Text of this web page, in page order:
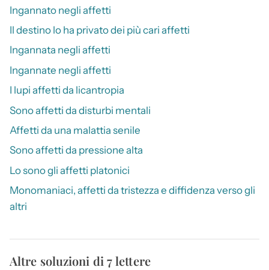
Ingannato negli affetti
Il destino lo ha privato dei più cari affetti
Ingannata negli affetti
Ingannate negli affetti
I lupi affetti da licantropia
Sono affetti da disturbi mentali
Affetti da una malattia senile
Sono affetti da pressione alta
Lo sono gli affetti platonici
Monomaniaci, affetti da tristezza e diffidenza verso gli
altri
Altre soluzioni di 7 lettere